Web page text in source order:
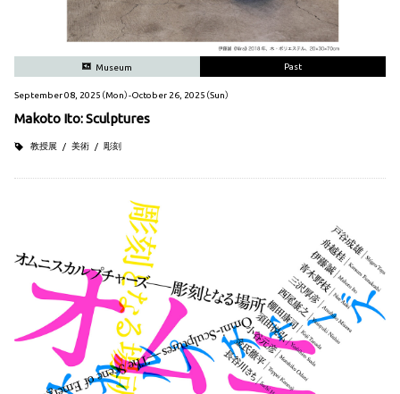
Museum Past
September 08, 2025（Mon）-October 26, 2025（Sun）
Makoto Ito: Sculptures
教授展 美術 彫刻